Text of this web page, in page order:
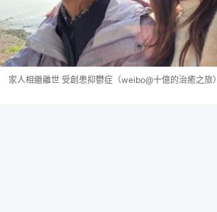
家人相繼離世 受創患抑鬱症（weibo@十億的治癒之旅）